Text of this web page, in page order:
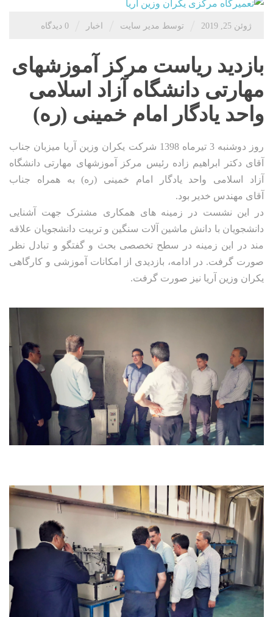
ژوئن 25, 2019 توسط مدیر سایت اخبار 0 دیدگاه
بازدید ریاست مرکز آموزشهای
مهارتی دانشگاه آزاد اسلامی
واحد یادگار امام خمینی (ره)
روز دوشنبه 3 تیرماه 1398 شرکت یکران وزین آریا میزبان جناب
آقای دکتر ابراهیم زاده رئیس مرکز آموزشهای مهارتی دانشگاه
آزاد اسلامی واحد یادگار امام خمینی (ره) به همراه جناب
آقای مهندس خدیر بود.
در این نشست در زمینه های همکاری مشترک جهت آشنایی
دانشجویان با دانش ماشین آلات سنگین و تربیت دانشجویان علاقه
مند در این زمینه در سطح تخصصی بحث و گفتگو و تبادل نظر
صورت گرفت. در ادامه، بازدیدی از امکانات آموزشی و کارگاهی
یکران وزین آریا نیز صورت گرفت.